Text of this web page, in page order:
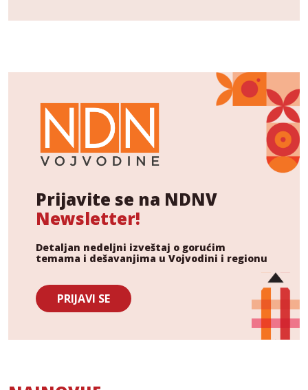
Prijavite se na NDNV
Newsletter!
Detaljan nedeljni izveštaj o gorućim
temama i dešavanjima u Vojvodini i regionu
PRIJAVI SE